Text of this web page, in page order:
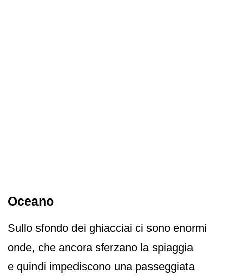
Oceano
Sullo sfondo dei ghiacciai ci sono enormi
onde, che ancora sferzano la spiaggia
e quindi impediscono una passeggiata